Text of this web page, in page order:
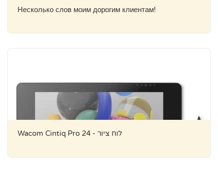
Несколько слов моим дорогим клиентам!
Wacom Cintiq Pro 24 - לוח ציור